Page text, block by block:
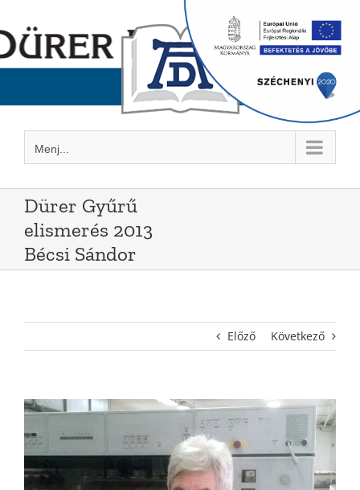
Menj...
Dürer Gyűrű
elismerés 2013
Bécsi Sándor
Előző Következő